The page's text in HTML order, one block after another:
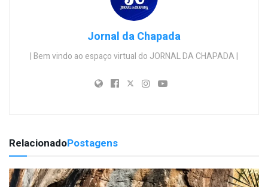
Jornal da Chapada
| Bem vindo ao espaço virtual do JORNAL DA CHAPADA |
RelacionadoPostagens